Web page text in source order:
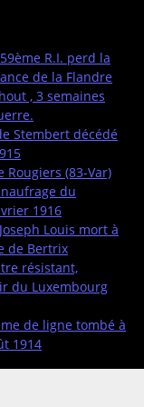
R.I. perd la
de la Flandre
, 3 semaines
Stembert décédé
Rougiers (83-Var)
du
1916
Louis mort à
de Bertrix
résistant,
du Luxembourg
de ligne tombé à
1914